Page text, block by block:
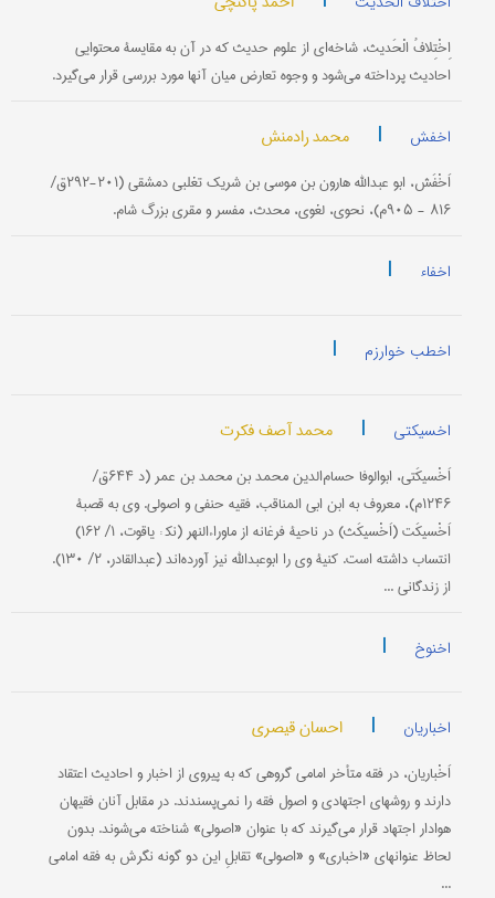
اِخْتِلافُ الْحَدیث‌، شاخه‌ای از علوم‌ حدیث‌ كه‌ در آن‌ به‌ مقایسۀ محتوایی
احادیث‌ پرداخته‌ می‌شود و وجوه‌ تعارض‌ میان‌ آنها مورد بررسی قرار می‌گیرد.
اخفش | محمد رادمنش
اَخْفَش‌، ابو عبدالله‌ هارون‌ بن‌ موسی‌ بن‌ شریك‌ تغلبی‌ دمشقی‌ (۲۰۱-۲۹۲ق‌/
۸۱۶ - ۹۰۵م‌)، نحوی‌، لغوی‌، محدث‌، مفسر و مقری‌ بزرگ‌ شام‌.
اخفاء |
اخطب خوارزم |
اخسیکتی | محمد آصف فکرت
اَخْسیكَتی‌، ابوالوفا حسام‌الدین‌ محمد بن محمد بن‌ عمر (د ۶۴۴ق‌/
۱۲۴۶م‌)، معروف به‌ ابن‌ ابی‌ المناقب‌، فقیه‌ حنفی‌ و اصولی‌. وی‌ به‌ قصبۀ
اَخْسیكَت‌ (اَخْسیكَث‌) در ناحیۀ فرغانه‌ از ماوراءالنهر (نك‍ : یاقوت‌، ۱/ ۱۶۲)
انتساب‌ داشته‌ است‌. كنیۀ وی‌ را ابوعبدالله‌ نیز آورده‌اند (عبدالقادر، ۲/ ۱۳۰).
از زندگانی‌ ...
اخنوخ |
اخباریان | احسان قیصری
اَخْباریان‌، در فقه‌ متأخر امامی‌ گروهی‌ كه‌ به‌ پیروی‌ از اخبار و احادیث‌ اعتقاد
دارند و روشهای‌ اجتهادی‌ و اصول‌ فقه‌ را نمی‌پسندند. در مقابل‌ آنان‌ فقیهان‌
هوادار اجتهاد قرار می‌گیرند كه‌ با عنوان «اصولی‌» شناخته‌ می‌شوند. بدون‌
لحاظ عنوانهای «اخباری‌» و «اصولی‌» تقابلِ این‌ دو گونه‌ نگرش‌ به‌ فقه‌ امامی‌
...